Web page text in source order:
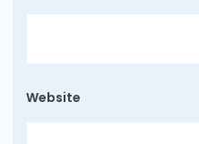
Website